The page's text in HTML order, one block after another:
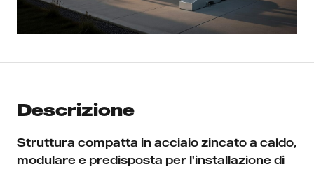
Descrizione
Struttura compatta in acciaio zincato a caldo,
modulare e predisposta per l'installazione di